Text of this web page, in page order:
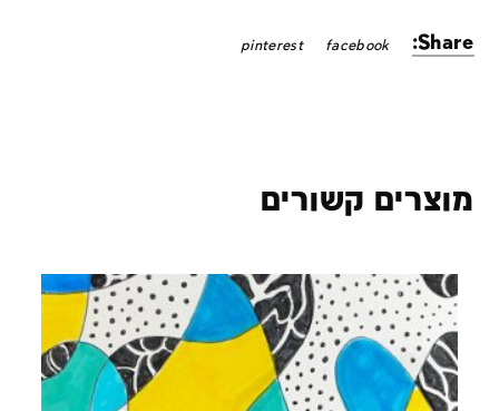
Share:
facebook
pinterest
מוצרים קשורים